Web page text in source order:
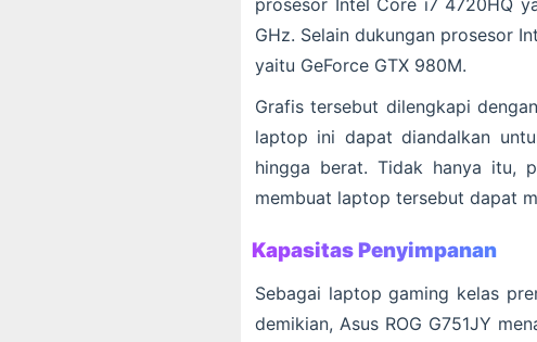
prosesor Intel Core i7 4720HQ
GHz. Selain dukungan prosesor
yaitu GeForce GTX 980M.
Grafis tersebut dilengkapi
laptop ini dapat diandalkan
hingga berat. Tidak hanya itu,
membuat laptop tersebut dapat
Kapasitas Penyimpanan
Sebagai laptop gaming kelas
demikian, Asus ROG G751JY